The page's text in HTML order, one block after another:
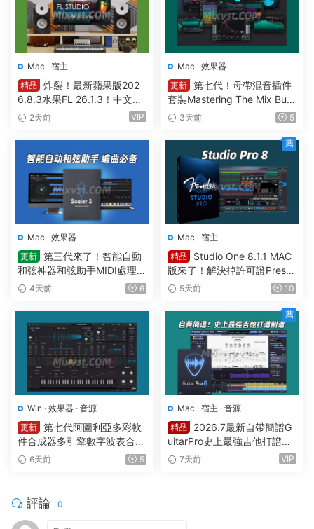
Mac · 宿主
精品 炸裂！最新蘋果版202
6.8.3水果FL 26.1.3！中文編
曲軟件Image Line-FL Studio
36 (All Plugins Edition) GUIS
EPPE MAC
2天前 VIP
Mac · 效果器
更新 第七代！母帶混音插件
套裝Mastering The Mix Bun
dle v2026.7.21 U2B MAC-M
3天前 5
Mac · 效果器
更新 第三代來了！智能自動
和弦神器和弦助手MIDI處理Pl
ugin Boutique – Scaler 3 v3.
4天前 6
Mac · 宿主
精品
Studio One 8.1.1 MAC
版來了！解決掉許可證Preso
nus Studio One Pro 8 v8.1.1
ender Studio Pro 8
5天前 10
薦
Win · 效果器 · 音源
更新 第七代阿圖利亞多彩軟
件合成器多引擎數字波表合成
器 Arturia Pigments v7.0.1 C
6天前 5
Mac · 宿主 · 音源
精品
2026.7最新自帶簡譜G
uitarPro史上最強吉他打譜制
譜Guitar Pro 8.1.5-31 macO
7天前 VIP
薦
評論 0